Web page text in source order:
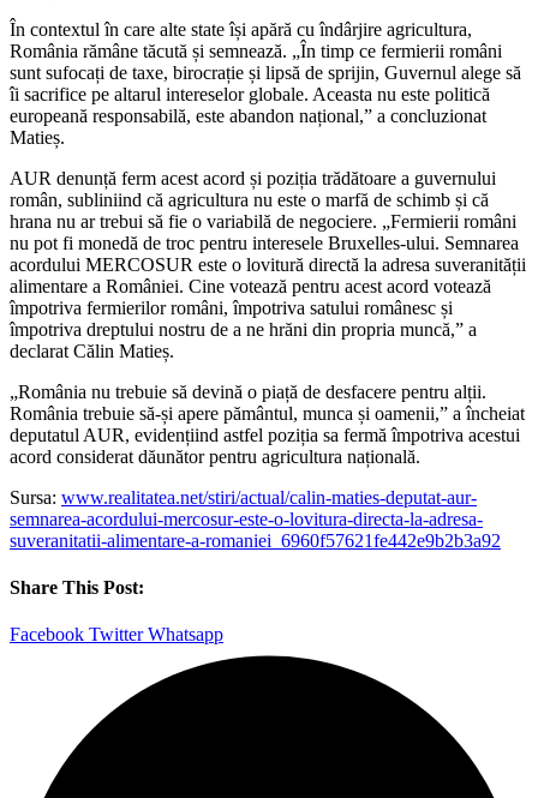
În contextul în care alte state își apără cu îndârjire agricultura,
România rămâne tăcută și semnează. „În timp ce fermierii români
sunt sufocați de taxe, birocrație și lipsă de sprijin, Guvernul alege să
îi sacrifice pe altarul intereselor globale. Aceasta nu este politică
europeană responsabilă, este abandon național,” a concluzionat
Matieș.
AUR denunță ferm acest acord și poziția trădătoare a guvernului
român, subliniind că agricultura nu este o marfă de schimb și că
hrana nu ar trebui să fie o variabilă de negociere. „Fermierii români
nu pot fi monedă de troc pentru interesele Bruxelles-ului. Semnarea
acordului MERCOSUR este o lovitură directă la adresa suveranității
alimentare a României. Cine votează pentru acest acord votează
împotriva fermierilor români, împotriva satului românesc și
împotriva dreptului nostru de a ne hrăni din propria muncă,” a
declarat Călin Matieș.
„România nu trebuie să devină o piață de desfacere pentru alții.
România trebuie să-și apere pământul, munca și oamenii,” a încheiat
deputatul AUR, evidențiind astfel poziția sa fermă împotriva acestui
acord considerat dăunător pentru agricultura națională.
Sursa: www.realitatea.net/stiri/actual/calin-maties-deputat-aur-
semnarea-acordului-mercosur-este-o-lovitura-directa-la-adresa-
suveranitatii-alimentare-a-romaniei_6960f57621fe442e9b2b3a92
Share This Post:
Facebook Twitter Whatsapp